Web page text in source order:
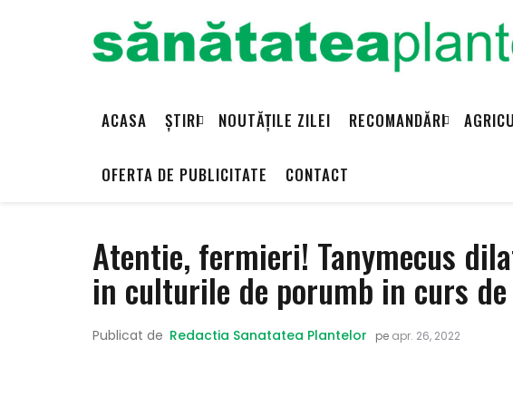
ACASA ȘTIRI NOUTĂȚILE ZILEI RECOMANDĂRI
OFERTA DE PUBLICITATE CONTACT
Atentie, fermieri! Tanymecus
in culturile de porumb in curs
Publicat de Redactia Sanatatea Plantelor pe apr. 26, 2022